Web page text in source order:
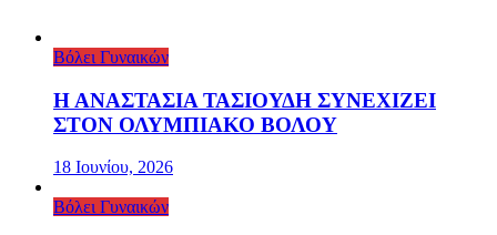
Βόλει Γυναικών
Η ΑΝΑΣΤΑΣΙΑ ΤΑΣΙΟΥΔΗ ΣΥΝΕΧΙΖΕΙ
ΣΤΟΝ ΟΛΥΜΠΙΑΚΟ ΒΟΛΟΥ
18 Ιουνίου, 2026
Βόλει Γυναικών